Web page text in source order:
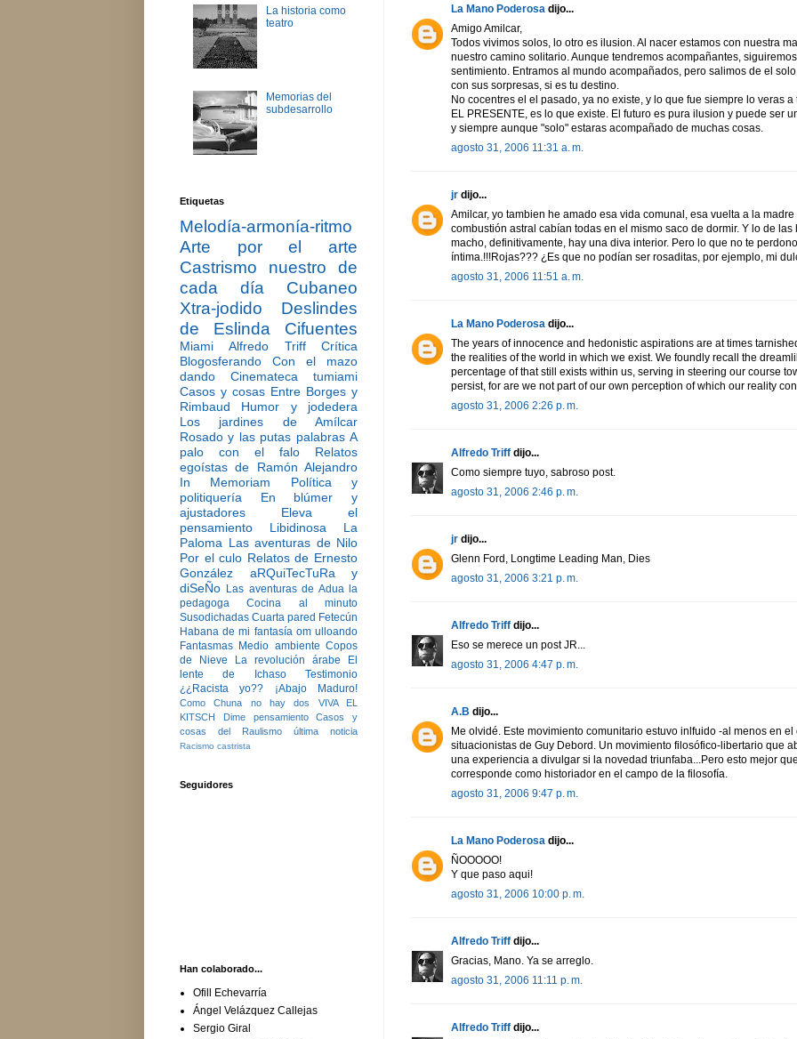
La Mano Poderosa dijo...
Amigo Amilcar,
Todos vivimos solos, lo otro es ilusion. Al nacer estamos con nuestra
nuestro camino solitario. Aunque tendremos acompañantes,
sentimiento. Entramos al mundo acompañados, pero salimos de el
con sus sorpresas, si es tu destino.
No cocentres el el pasado, ya no existe, y lo que fue siempre lo veras
EL PRESENTE, es lo que existe. El futuro es pura ilusion y puede ser
y siempre aunque "solo" estaras acompañado de muchas cosas.
agosto 31, 2006 11:31 a. m.
jr dijo...
Amilcar, yo tambien he amado esa vida comunal, esa vuelta a la
combustión astral cabían todas en el mismo saco de dormir. Y lo de
macho, definitivamente, hay una diva interior. Pero lo que no te
íntima.!!!Rojas??? ¿Es que no podían ser rosaditas, por ejemplo, mi
agosto 31, 2006 11:51 a. m.
La Mano Poderosa dijo...
The years of innocence and hedonistic aspirations are at times
the realities of the world in which we exist. We foundly recall the
percentage of that still exists within us, serving in steering our course
persist, for are we not part of our own perception of which our reality
agosto 31, 2006 2:26 p. m.
Alfredo Triff dijo...
Como siempre tuyo, sabroso post.
agosto 31, 2006 2:46 p. m.
jr dijo...
Glenn Ford, Longtime Leading Man, Dies
agosto 31, 2006 3:21 p. m.
Alfredo Triff dijo...
Eso se merece un post JR...
agosto 31, 2006 4:47 p. m.
A.B dijo...
Me olvidé. Este movimiento comunitario estuvo inlfuido -al menos en
situacionistas de Guy Debord. Un movimiento filosófico-libertario que
una experiencia a divulgar si la novedad triunfaba...Pero esto mejor
corresponde como historiador en el campo de la filosofía.
agosto 31, 2006 9:47 p. m.
La Mano Poderosa dijo...
ÑOOOOO!
Y que paso aqui!
agosto 31, 2006 10:00 p. m.
Alfredo Triff dijo...
Gracias, Mano. Ya se arreglo.
agosto 31, 2006 11:11 p. m.
Alfredo Triff dijo...
La historia como
teatro
Memorias del
subdesarrollo
Etiquetas
Melodía-armonía-ritmo
Arte por el arte
Castrismo nuestro de
cada día
Cubaneo
Xtra-jodido
Deslindes
de Eslinda Cifuentes
Miami Alfredo Triff
Crítica
Blogosferando
Con el mazo
dando
Cinemateca tumiami
Casos y cosas Entre Borges y
Rimbaud
Humor y jodedera
Los jardines de Amílcar
Rosado y las putas palabras A
palo con el falo
Relatos
egoístas de Ramón Alejandro
In Memoriam
Política y
politiquería
En blúmer y
ajustadores
Eleva el
pensamiento
Libidinosa
La
Paloma Las aventuras de Nilo
Por el culo Relatos de Ernesto
González
aRQuiTecTuRa y
diSeÑo Las aventuras de Adua la
pedagoga
Cocina al minuto
Susodichadas Cuarta pared Fetecún
Habana de mi fantasía om ulloando
Fantasmas Medio ambiente Copos
de Nieve
La revolución árabe
El
lente de Ichaso
Testimonio
¿¿Racista yo??
¡Abajo Maduro!
Como Chuna no hay dos
VIVA EL
KITSCH
Dime pensamiento
Casos y
cosas del Raulismo
última noticia
Racismo castrista
Seguidores
Han colaborado...
Ofill Echevarría
Ángel Velázquez Callejas
Sergio Giral